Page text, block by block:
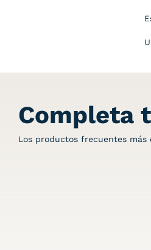
Completa
Los productos frecuentes